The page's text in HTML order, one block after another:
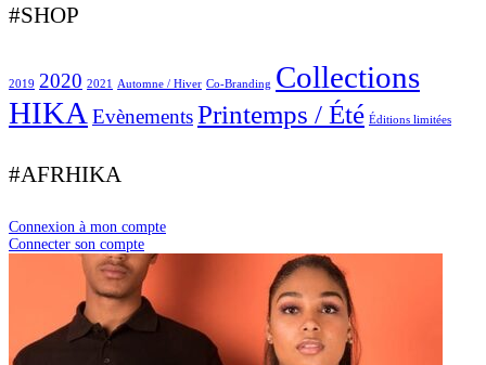
#SHOP
2019 2020 2021 Automne / Hiver Co-Branding Collections
HIKA EvènementsPrintemps / Été Éditions limitées
#AFRHIKA
Connexion à mon compte
Connecter son compte